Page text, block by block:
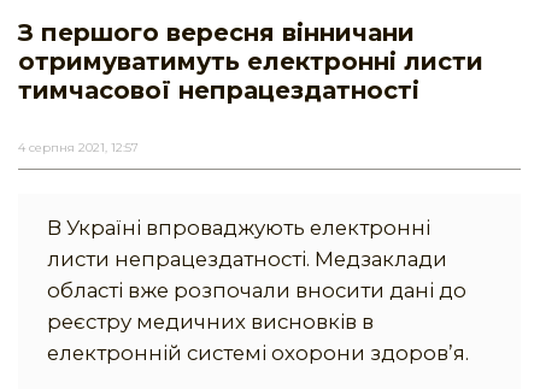
З першого вересня вінничани
отримуватимуть електронні листи
тимчасової непрацездатності
4 серпня 2021, 12:57
В Україні впроваджують електронні
листи непрацездатності. Медзаклади
області вже розпочали вносити дані до
реєстру медичних висновків в
електронній системі охорони здоров’я.